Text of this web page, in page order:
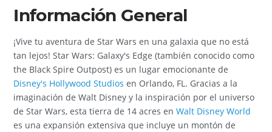
Información General
¡Vive tu aventura de Star Wars en una galaxia que no está
tan lejos! Star Wars: Galaxy's Edge (también conocido como
the Black Spire Outpost) es un lugar emocionante de
Disney's Hollywood Studios en Orlando, FL. Gracias a la
imaginación de Walt Disney y la inspiración por el universo
de Star Wars, esta tierra de 14 acres enWalt Disney World
es una expansión extensiva que incluye un montón de